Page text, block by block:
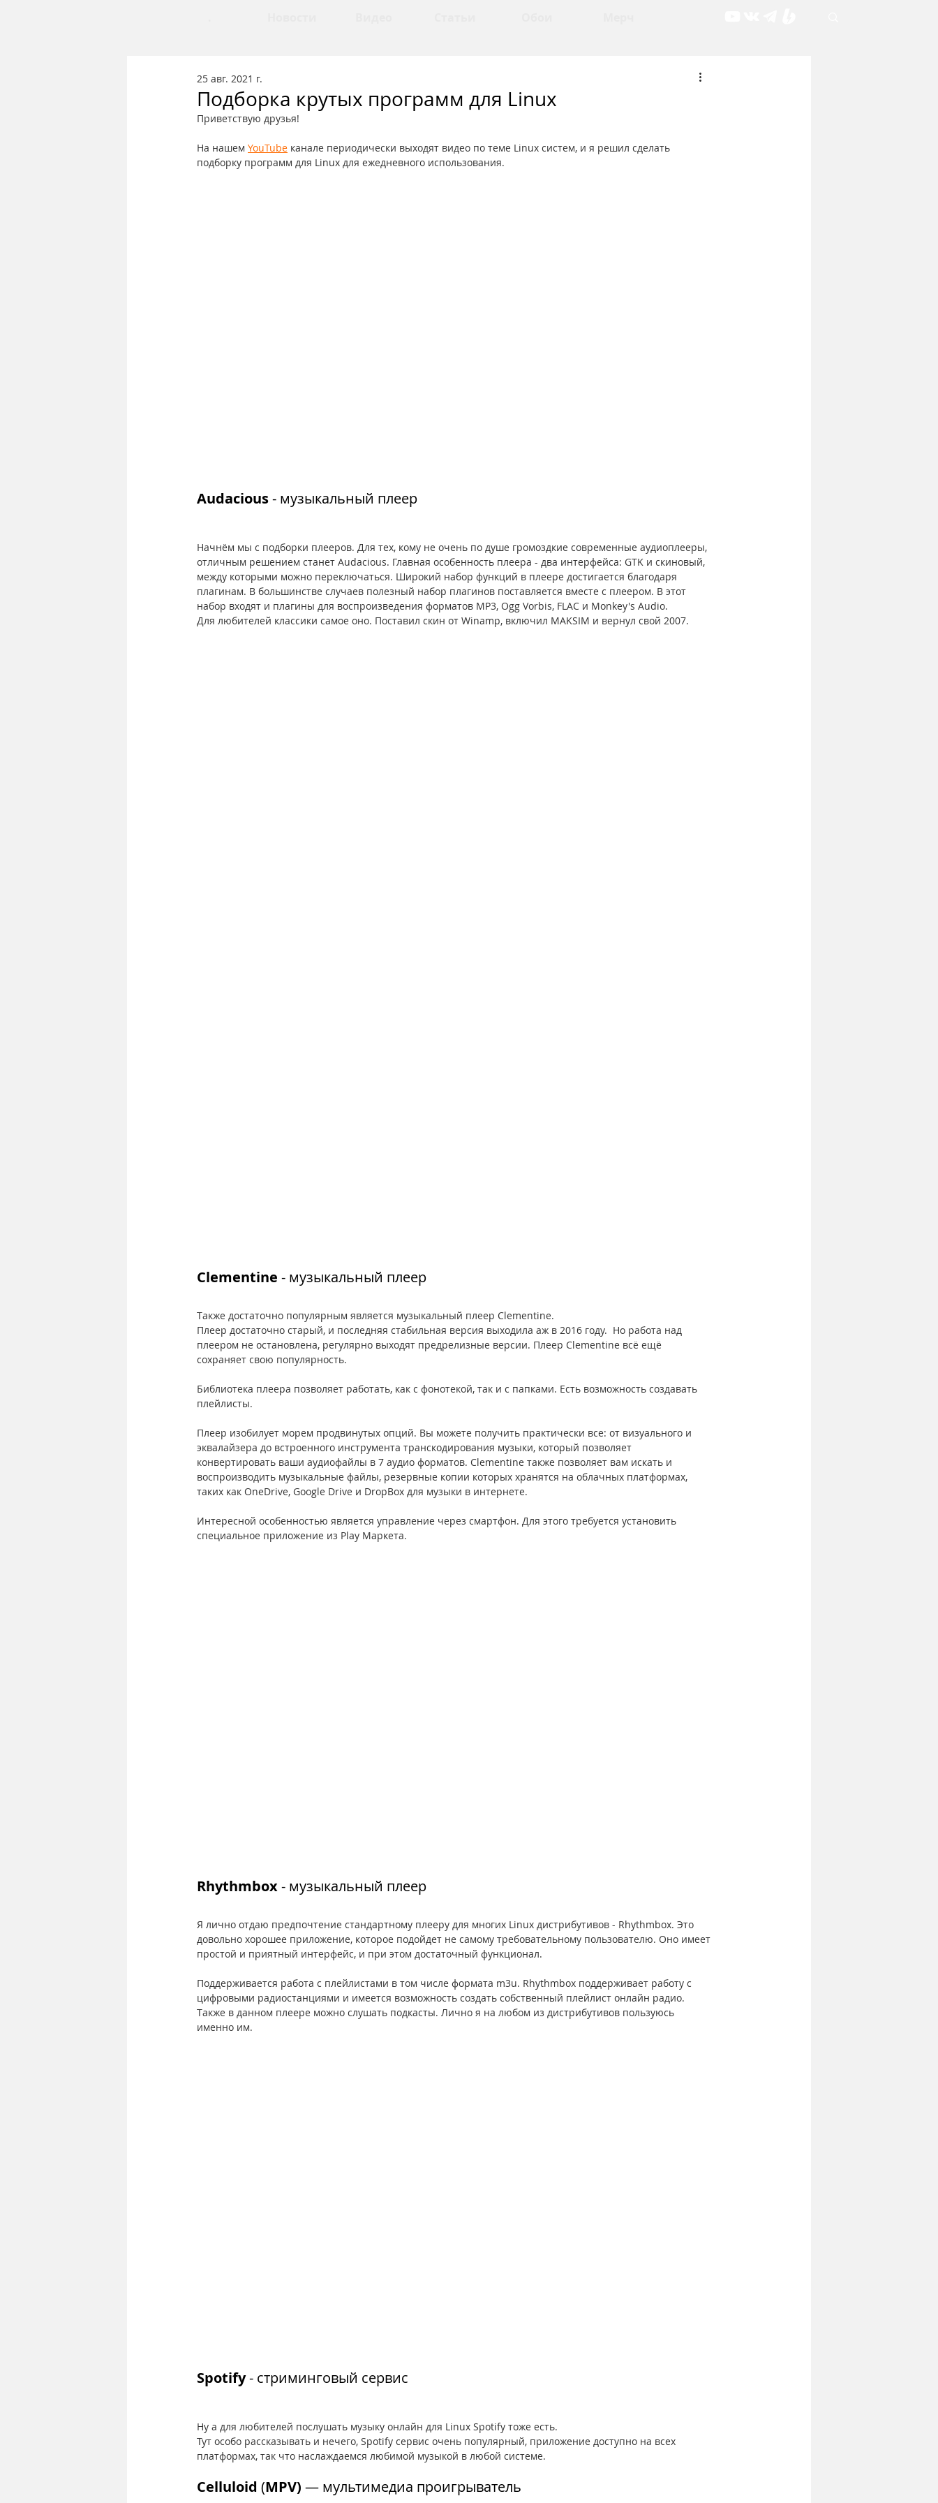
Подборка крутых программ для Linux
25 авг. 2021 г.
Приветствую друзья!
На нашем YouTube канале периодически выходят видео по теме Linux систем, и я решил сделать
подборку программ для Linux для ежедневного использования.
Audacious - музыкальный плеер
Начнём мы с подборки плееров. Для тех, кому не очень по душе громоздкие современные аудиоплееры,
отличным решением станет Audacious. Главная особенность плеера - два интерфейса: GTK и скиновый,
между которыми можно переключаться. Широкий набор функций в плеере достигается благодаря
плагинам. В большинстве случаев полезный набор плагинов поставляется вместе с плеером. В этот
набор входят и плагины для воспроизведения форматов MP3, Ogg Vorbis, FLAC и Monkey's Audio.
Для любителей классики самое оно. Поставил скин от Winamp, включил MAKSIM и вернул свой 2007.
Clementine - музыкальный плеер
Также достаточно популярным является музыкальный плеер Clementine.
Плеер достаточно старый, и последняя стабильная версия выходила аж в 2016 году.  Но работа над
плеером не остановлена, регулярно выходят предрелизные версии. Плеер Clementine всё ещё
сохраняет свою популярность.
Библиотека плеера позволяет работать, как с фонотекой, так и с папками. Есть возможность создавать
плейлисты.
Плеер изобилует морем продвинутых опций. Вы можете получить практически все: от визуального и
эквалайзера до встроенного инструмента транскодирования музыки, который позволяет
конвертировать ваши аудиофайлы в 7 аудио форматов. Clementine также позволяет вам искать и
воспроизводить музыкальные файлы, резервные копии которых хранятся на облачных платформах,
таких как OneDrive, Google Drive и DropBox для музыки в интернете.
Интересной особенностью является управление через смартфон. Для этого требуется установить
специальное приложение из Play Маркета.
Rhythmbox - музыкальный плеер
Я лично отдаю предпочтение стандартному плееру для многих Linux дистрибутивов - Rhythmbox. Это
довольно хорошее приложение, которое подойдет не самому требовательному пользователю. Оно имеет
простой и приятный интерфейс, и при этом достаточный функционал.
Поддерживается работа с плейлистами в том числе формата m3u. Rhythmbox поддерживает работу с
цифровыми радиостанциями и имеется возможность создать собственный плейлист онлайн радио.
Также в данном плеере можно слушать подкасты. Лично я на любом из дистрибутивов пользуюсь
именно им.
Spotify - стриминговый сервис
Ну а для любителей послушать музыку онлайн для Linux Spotify тоже есть.
Тут особо рассказывать и нечего, Spotify сервис очень популярный, приложение доступно на всех
платформах, так что наслаждаемся любимой музыкой в любой системе.
Celluloid (MPV) — мультимедиа проигрыватель